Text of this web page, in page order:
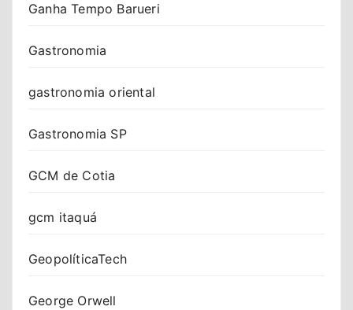
Ganha Tempo Barueri
Gastronomia
gastronomia oriental
Gastronomia SP
GCM de Cotia
gcm itaquá
GeopolíticaTech
George Orwell